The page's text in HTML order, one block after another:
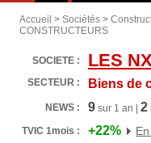
Accueil > Sociétés >
CONSTRUCTEURS
SOCIETE : LES
SECTEUR : Biens de
NEWS : 9 sur 1 an | 2
TVIC 1mois :
+22%